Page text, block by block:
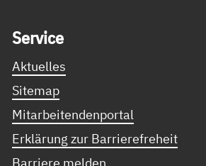
Ser­vice
Aktuelles
Sitemap
Mitarbeitendenportal
Erklärung zur Barrierefreheit